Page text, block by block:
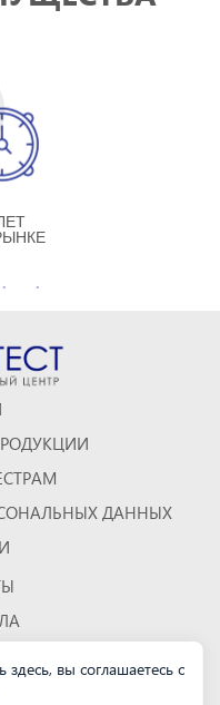
ДАННЫХ
здесь, вы соглашаетесь с